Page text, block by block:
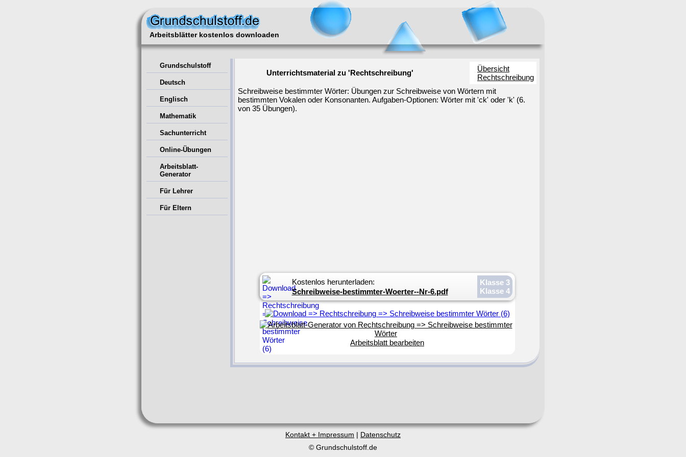
Arbeitsblätter kostenlos downloaden
Grundschulstoff
Deutsch
Englisch
Mathematik
Sachunterricht
Online-Übungen
Arbeitsblatt-
Generator
Für Lehrer
Für Eltern
Unterrichtsmaterial zu 'Rechtschreibung'
Übersicht
Rechtschreibung
Schreibweise bestimmter Wörter: Übungen zur Schreibweise von Wörtern mit
bestimmten Vokalen oder Konsonanten. Aufgaben-Optionen: Wörter mit 'ck' oder 'k' (6.
von 35 Übungen).
Klasse 3
Klasse 4
Kostenlos herunterladen:
Schreibweise-bestimmter-Woerter--Nr-6.pdf
Arbeitsblatt bearbeiten
Kontakt + Impressum
Datenschutz
© Grundschulstoff.de